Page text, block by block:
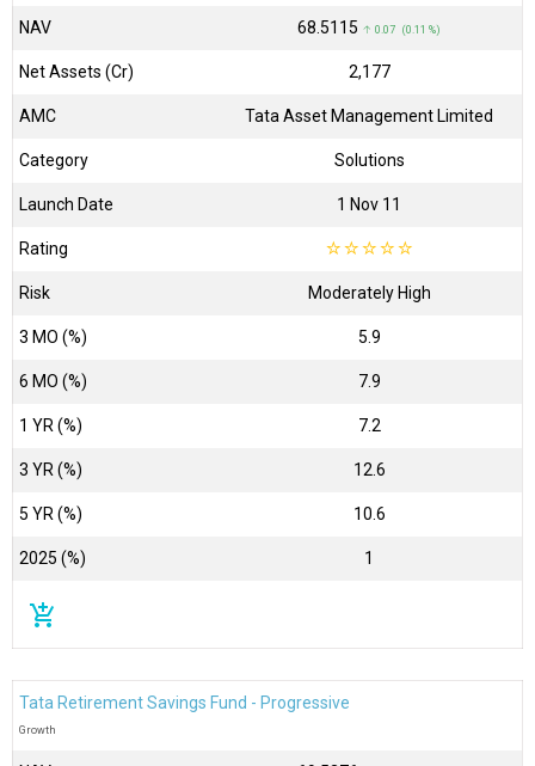
NAV ₹68.5115 ↑ 0.07 (0.11 %)
Net Assets (Cr) ₹2,177
AMC Tata Asset Management Limited
Category Solutions
Launch Date 1 Nov 11
Rating ☆☆☆☆☆
Risk Moderately High
3 MO (%) 5.9
6 MO (%) 7.9
1 YR (%) 7.2
3 YR (%) 12.6
5 YR (%) 10.6
2025 (%) 1
add_shopping_cart
Tata Retirement Savings Fund - Progressive
Growth